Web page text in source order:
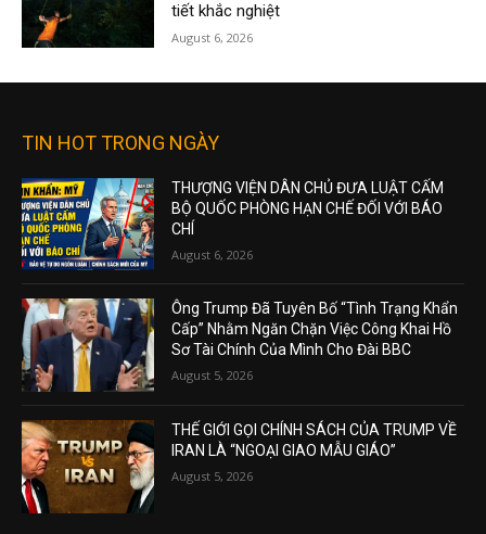
tiết khắc nghiệt
August 6, 2026
TIN HOT TRONG NGÀY
THƯỢNG VIỆN DÂN CHỦ ĐƯA LUẬT CẤM
BỘ QUỐC PHÒNG HẠN CHẾ ĐỐI VỚI BÁO
CHÍ
August 6, 2026
Ông Trump Đã Tuyên Bố “Tình Trạng Khẩn
Cấp” Nhằm Ngăn Chặn Việc Công Khai Hồ
Sơ Tài Chính Của Mình Cho Đài BBC
August 5, 2026
THẾ GIỚI GỌI CHÍNH SÁCH CỦA TRUMP VỀ
IRAN LÀ “NGOẠI GIAO MẪU GIÁO”
August 5, 2026